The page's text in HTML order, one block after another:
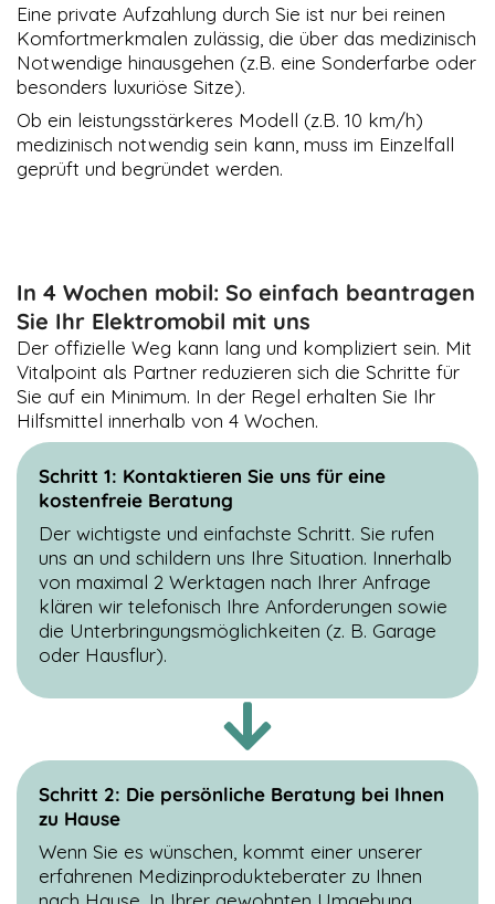
Eine private Aufzahlung durch Sie ist nur bei reinen
Komfortmerkmalen zulässig, die über das medizinisch
Notwendige hinausgehen (z.B. eine Sonderfarbe oder
besonders luxuriöse Sitze).
Ob ein leistungsstärkeres Modell (z.B. 10 km/h)
medizinisch notwendig sein kann, muss im Einzelfall
geprüft und begründet werden.
In 4 Wochen mobil: So einfach beantragen
Sie Ihr Elektromobil mit uns
Der offizielle Weg kann lang und kompliziert sein. Mit
Vitalpoint als Partner reduzieren sich die Schritte für
Sie auf ein Minimum. In der Regel erhalten Sie Ihr
Hilfsmittel innerhalb von 4 Wochen.
Schritt 1: Kontaktieren Sie uns für eine
kostenfreie Beratung
Der wichtigste und einfachste Schritt. Sie rufen
uns an und schildern uns Ihre Situation. Innerhalb
von maximal 2 Werktagen nach Ihrer Anfrage
klären wir telefonisch Ihre Anforderungen sowie
die Unterbringungsmöglichkeiten (z. B. Garage
oder Hausflur).
Schritt 2: Die persönliche Beratung bei Ihnen
zu Hause
Wenn Sie es wünschen, kommt einer unserer
erfahrenen Medizinprodukteberater zu Ihnen